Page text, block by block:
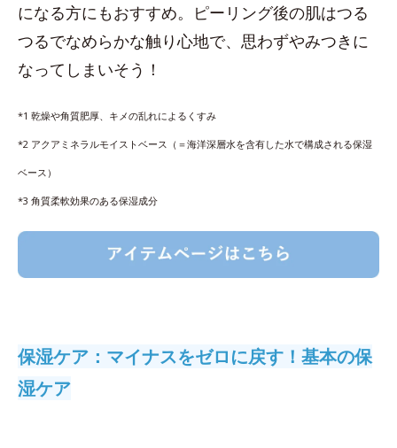
になる方にもおすすめ。ピーリング後の肌はつる
つるでなめらかな触り心地で、思わずやみつきに
なってしまいそう！
*1 乾燥や角質肥厚、キメの乱れによるくすみ
*2 アクアミネラルモイストベース（＝海洋深層水を含有した水で構成される保湿
ベース）
*3 角質柔軟効果のある保湿成分
保湿ケア：マイナスをゼロに戻す！基本の保
湿ケア